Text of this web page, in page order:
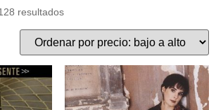
resultados